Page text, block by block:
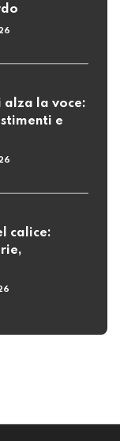
alza la voce:
e
calice: